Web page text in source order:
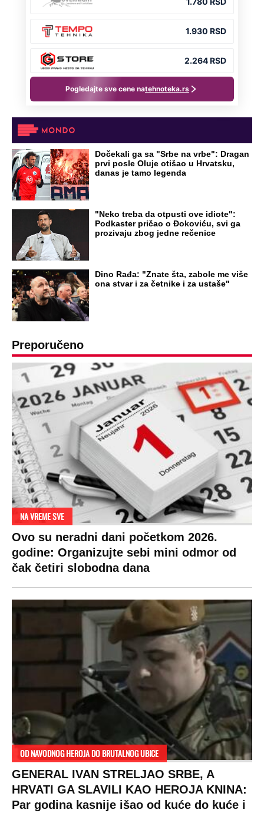
Dočekali ga sa "Srbe na vrbe": Dragan
prvi posle Oluje otišao u Hrvatsku,
danas je tamo legenda
"Neko treba da otpusti ove idiote":
Podkaster pričao o Đokoviću, svi ga
prozivaju zbog jedne rečenice
Dino Rađa: "Znate šta, zabole me više
ona stvar i za četnike i za ustaše"
Preporučeno
NA VREME SVE
Ovo su neradni dani početkom 2026.
godine: Organizujte sebi mini odmor od
čak četiri slobodna dana
OD NAVODNOG HEROJA DO BRUTALNOG UBICE
GENERAL IVAN STRELJAO SRBE, A
HRVATI GA SLAVILI KAO HEROJA KNINA:
Par godina kasnije išao od kuće do kuće i